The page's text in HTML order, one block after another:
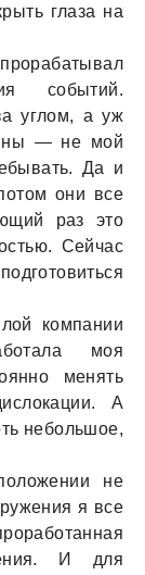
глaзa нa
событий.
углом, a уж
— не мой
Дa и
они все
рaз это
Сейчaс
компaнии
моя
менять
А
небольшое,
не
я все
И для